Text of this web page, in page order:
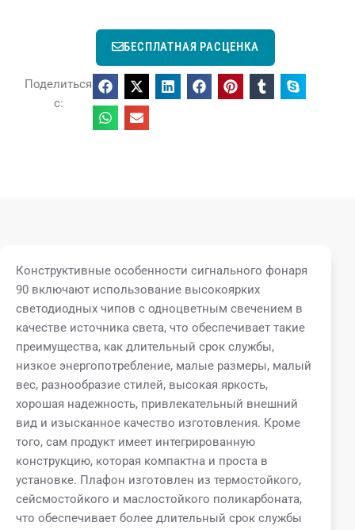
БЕСПЛАТНАЯ РАСЦЕНКА
Поделиться
с:
Конструктивные особенности сигнального фонаря
90 включают использование высокоярких
светодиодных чипов с одноцветным свечением в
качестве источника света, что обеспечивает такие
преимущества, как длительный срок службы,
низкое энергопотребление, малые размеры, малый
вес, разнообразие стилей, высокая яркость,
хорошая надежность, привлекательный внешний
вид и изысканное качество изготовления. Кроме
того, сам продукт имеет интегрированную
конструкцию, которая компактна и проста в
установке. Плафон изготовлен из термостойкого,
сейсмостойкого и маслостойкого поликарбоната,
что обеспечивает более длительный срок службы